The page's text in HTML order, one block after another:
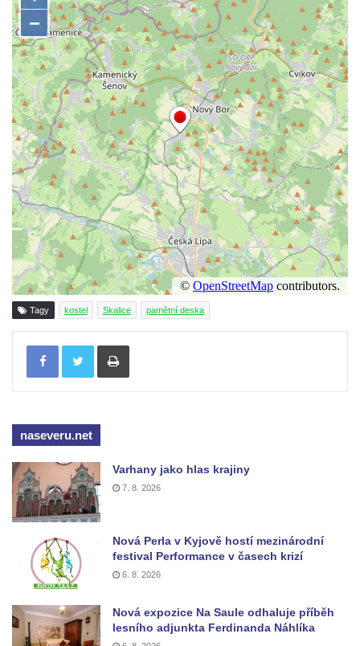
Dolním Podluží
Kenotaf Josefa Stolle na hřbitově v Dolním
Podluží
Pomník obětem 1. světové války na
židovském hřbitově v Mostě
Hrob Aloise Podrábského na hřbitově v
Račicích
Pamětní deska Miroslava Švice na domě
čp. 43 v Lužci nad Vltavou
Pomník obětem 2. světové války v ulici 1.
máje v Lužci nad Vltavou
Pomník obětem válek v ulici 1. máje v Lužci
nad Vltavou
Hrob Vladislava Neumana v Hostíně u
Kenotaf Miloslava Švice na hřbitově v Lužci
nad Vltavou
Hrob Václava Kufnera na hřbitově v Lužci
nad Vltavou
Pomník vojákům Rudé armády na hřbitově
v Lužci nad Vltavou
Pomník Ladislava Sedláčka a Karla Pelce u
Kenotaf Alfeda Harnische na hřbitově v
Tagy kostel Skalice pamětní deska
Tisknout
naseveru.net
Varhany jako hlas krajiny
7. 8. 2026
Nová Perla v Kyjově hostí mezinárodní
festival Performance v časech krizí
6. 8. 2026
Nová expozice Na Saule odhaluje příběh
lesního adjunkta Ferdinanda Náhlíka